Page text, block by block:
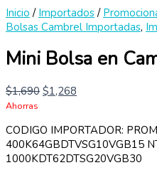
Inicio / Importados/
Bolsas Cambrel Importadas,
Mini Bolsa en
$1,690 $1,268
Ahorras
CODIGO IMPORTADOR:
400K64GBDTVSG10VGB15
1000KDT62DTSG20VGB30